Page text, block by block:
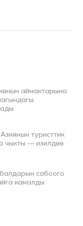
аймактарына
туристтик
чыкты — изилдөө
сабоого
камалды